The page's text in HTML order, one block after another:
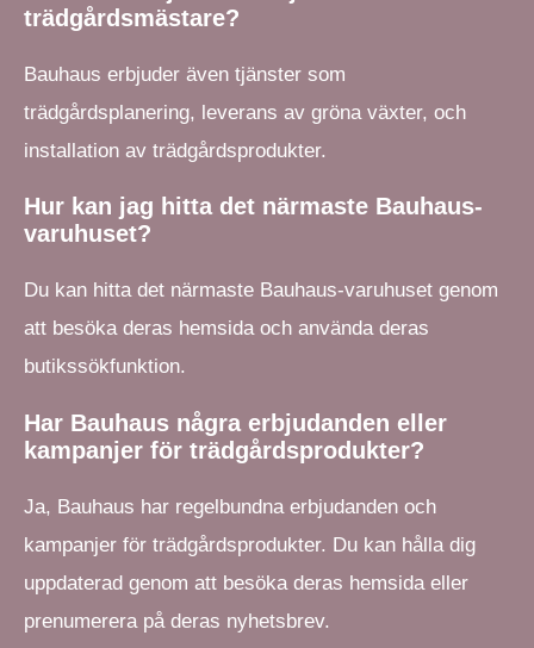
trädgårdsmästare?
Bauhaus erbjuder även tjänster som
trädgårdsplanering, leverans av gröna växter, och
installation av trädgårdsprodukter.
Hur kan jag hitta det närmaste Bauhaus-
varuhuset?
Du kan hitta det närmaste Bauhaus-varuhuset genom
att besöka deras hemsida och använda deras
butikssökfunktion.
Har Bauhaus några erbjudanden eller
kampanjer för trädgårdsprodukter?
Ja, Bauhaus har regelbundna erbjudanden och
kampanjer för trädgårdsprodukter. Du kan hålla dig
uppdaterad genom att besöka deras hemsida eller
prenumerera på deras nyhetsbrev.